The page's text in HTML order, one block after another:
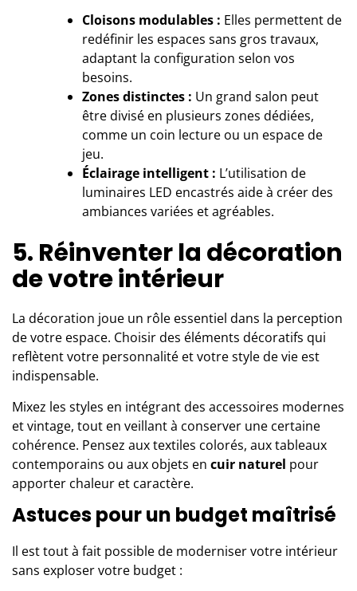
Cloisons modulables : Elles permettent de
redéfinir les espaces sans gros travaux,
adaptant la configuration selon vos
besoins.
Zones distinctes : Un grand salon peut
être divisé en plusieurs zones dédiées,
comme un coin lecture ou un espace de
jeu.
Éclairage intelligent : L’utilisation de
luminaires LED encastrés aide à créer des
ambiances variées et agréables.
5. Réinventer la décoration
de votre intérieur
La décoration joue un rôle essentiel dans la perception
de votre espace. Choisir des éléments décoratifs qui
reflètent votre personnalité et votre style de vie est
indispensable.
Mixez les styles en intégrant des accessoires modernes
et vintage, tout en veillant à conserver une certaine
cohérence. Pensez aux textiles colorés, aux tableaux
contemporains ou aux objets en cuir naturel pour
apporter chaleur et caractère.
Astuces pour un budget maîtrisé
Il est tout à fait possible de moderniser votre intérieur
sans exploser votre budget :